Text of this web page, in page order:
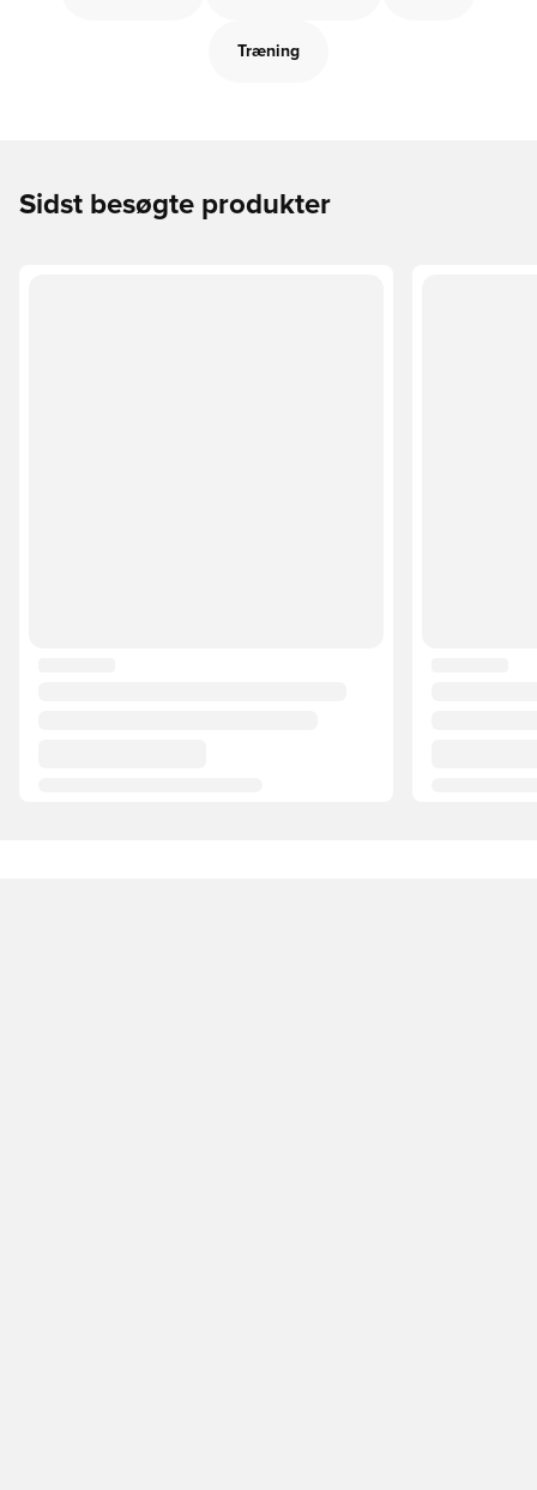
Træning
Sidst besøgte produkter